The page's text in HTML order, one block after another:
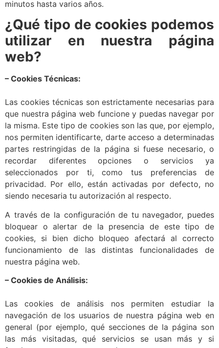
minutos hasta varios años.
¿Qué tipo de cookies podemos
utilizar en nuestra página
web?
– Cookies Técnicas:
Las cookies técnicas son estrictamente necesarias para
que nuestra página web funcione y puedas navegar por
la misma. Este tipo de cookies son las que, por ejemplo,
nos permiten identificarte, darte acceso a determinadas
partes restringidas de la página si fuese necesario, o
recordar diferentes opciones o servicios ya
seleccionados por ti, como tus preferencias de
privacidad. Por ello, están activadas por defecto, no
siendo necesaria tu autorización al respecto.
A través de la configuración de tu navegador, puedes
bloquear o alertar de la presencia de este tipo de
cookies, si bien dicho bloqueo afectará al correcto
funcionamiento de las distintas funcionalidades de
nuestra página web.
– Cookies de Análisis:
Las cookies de análisis nos permiten estudiar la
navegación de los usuarios de nuestra página web en
general (por ejemplo, qué secciones de la página son
las más visitadas, qué servicios se usan más y si